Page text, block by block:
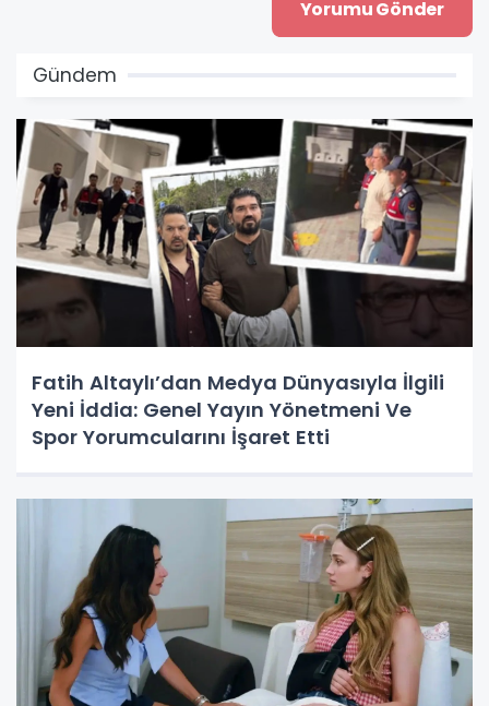
Gündem
Fatih Altaylı’dan Medya Dünyasıyla İlgili
Yeni İddia: Genel Yayın Yönetmeni Ve
Spor Yorumcularını İşaret Etti